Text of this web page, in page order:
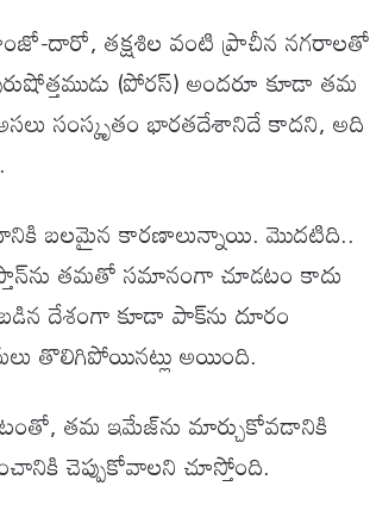
దారో, తక్షశిల వంటి ప్రాచీన నగరాలతో
(పోరస్) అందరూ కూడా తమ
అసలు సంస్కృతం భారతదేశానిదే కాదని, అది
దానికి బలమైన కారణాలున్నాయి. మొదటిది..
తమతో సమానంగా చూడటం కాదు
దేశంగా కూడా పాక్‌ను దూరం
తొలిగిపోయినట్లు అయింది.
తమ ఇమేజ్‌ను మార్చుకోవడానికి
చెప్పుకోవాలని చూస్తోంది.